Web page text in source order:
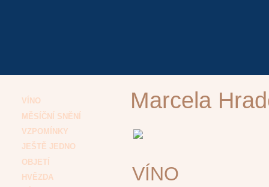
VÍNO
MĚSÍČNÍ SNĚNÍ
VZPOMÍNKY
JEŠTĚ JEDNO
OBJETÍ
HVĚZDA
Marcela
VÍNO